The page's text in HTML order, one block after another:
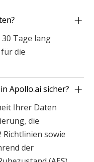
Tage lang
die
Apollo.ai sicher?
Ihrer Daten
die
Richtlinien sowie
der